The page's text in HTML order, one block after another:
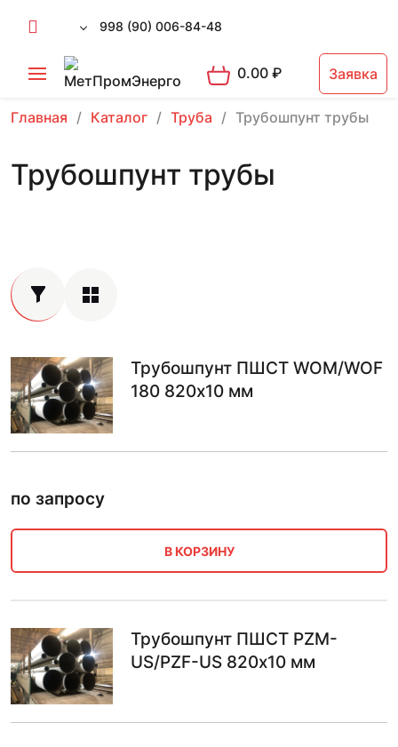
998 (90) 006-84-48
0.00₽ Заявка
Главная Каталог Труба Трубошпунт трубы
Трубошпунт трубы
Трубошпунт ПШСТ WOM/WOF
180 820х10 мм
по запросу
В КОРЗИНУ
Трубошпунт ПШСТ PZM-
US/PZF-US 820х10 мм